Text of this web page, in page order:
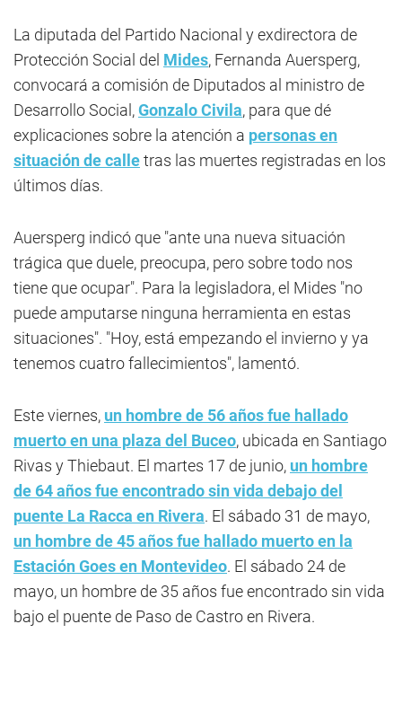
La diputada del Partido Nacional y exdirectora de
Protección Social del Mides, Fernanda Auersperg,
convocará a comisión de Diputados al ministro de
Desarrollo Social,Gonzalo Civila, para que dé
explicaciones sobre la atención a personas en
situación de calletras las muertes registradas en los
últimos días.
Auersperg indicó que "ante una nueva situación
trágica que duele, preocupa, pero sobre todo nos
tiene que ocupar". Para la legisladora, el Mides "no
puede amputarse ninguna herramienta en estas
situaciones". "Hoy, está empezando el invierno y ya
tenemos cuatro fallecimientos", lamentó.
Este viernes, un hombre de 56 años fue hallado
muerto en una plaza del Buceo, ubicada en Santiago
Rivas y Thiebaut. El martes 17 de junio, un hombre
de 64 años fue encontrado sin vida debajo del
puente La Racca en Rivera. El sábado 31 de mayo,
un hombre de 45 años fue hallado muerto en la
Estación Goes en Montevideo. El sábado 24 de
mayo, un hombre de 35 años fue encontrado sin vida
bajo el puente de Paso de Castro en Rivera.